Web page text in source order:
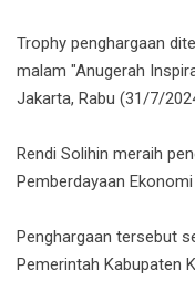
Trophy penghargaan
malam "Anugerah
Jakarta, Rabu (31/7/
Rendi Solihin meraih
Pemberdayaan
Penghargaan tersebut
Pemerintah Kabupaten